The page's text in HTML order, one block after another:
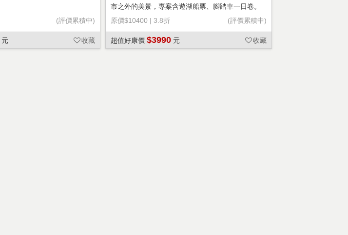
(評價累積中)
元 收藏
市之外的美景，專案含遊湖船票、腳踏車一日卷。
原價$10400 | 3.8折 (評價累積中)
超值好康價 $3990 元 收藏